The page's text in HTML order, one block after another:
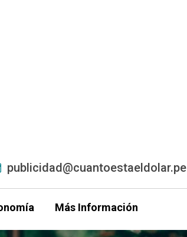
publicidad@cuantoestaeldolar.pe
Más Información